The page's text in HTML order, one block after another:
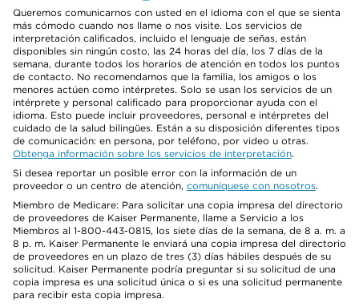
Queremos comunicarnos con usted en el idioma con el que se sienta
más cómodo cuando nos llame o nos visite. Los servicios de
interpretación calificados, incluido el lenguaje de señas, están
disponibles sin ningún costo, las 24 horas del día, los 7 días de la
semana, durante todos los horarios de atención en todos los puntos
de contacto. No recomendamos que la familia, los amigos o los
menores actúen como intérpretes. Solo se usan los servicios de un
intérprete y personal calificado para proporcionar ayuda con el
idioma. Esto puede incluir proveedores, personal e intérpretes del
cuidado de la salud bilingües. Están a su disposición diferentes tipos
de comunicación: en persona, por teléfono, por video u otras.
Obtenga información sobre los servicios de interpretación.
Si desea reportar un posible error con la información de un
proveedor o un centro de atención, comuníquese con nosotros.
Miembro de Medicare: Para solicitar una copia impresa del directorio
de proveedores de Kaiser Permanente, llame a Servicio a los
Miembros al 1-800-443-0815, los siete días de la semana, de 8 a. m. a
8 p. m. Kaiser Permanente le enviará una copia impresa del directorio
de proveedores en un plazo de tres (3) días hábiles después de su
solicitud. Kaiser Permanente podría preguntar si su solicitud de una
copia impresa es una solicitud única o si es una solicitud permanente
para recibir esta copia impresa.